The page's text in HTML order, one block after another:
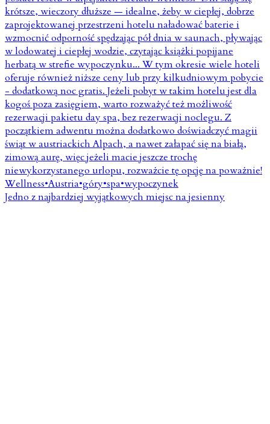
Jedno z najbardziej wyjątkowych miejsc na jesienny